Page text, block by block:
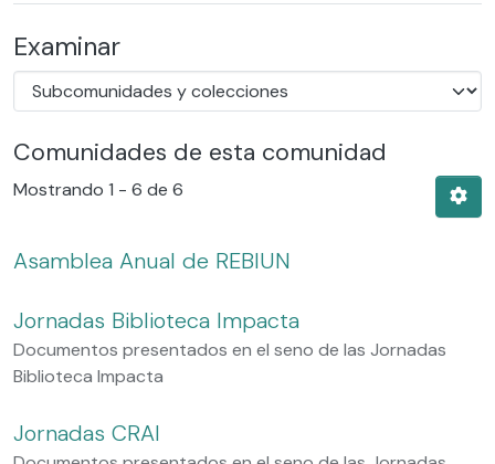
Examinar
Comunidades de esta comunidad
Mostrando 1 - 6 de 6
Asamblea Anual de REBIUN
Jornadas Biblioteca Impacta
Documentos presentados en el seno de las Jornadas
Biblioteca Impacta
Jornadas CRAI